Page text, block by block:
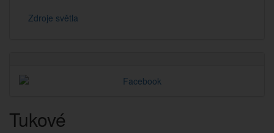
Zdroje světla
Tukové